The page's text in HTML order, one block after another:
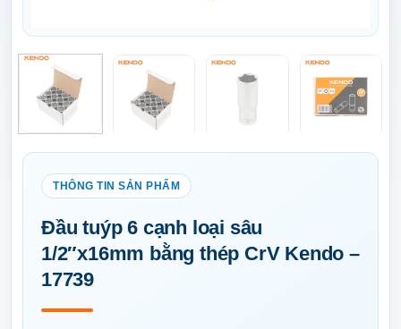
Đầu tuýp 6 cạnh loại sâu
1/2″x16mm bằng thép CrV Kendo –
17739